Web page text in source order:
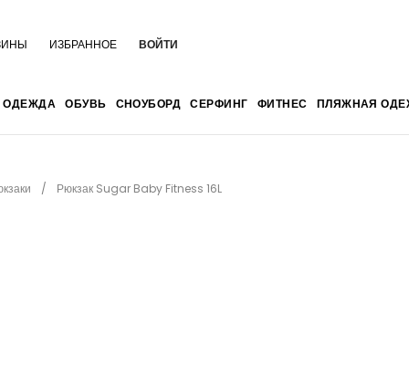
ИЗБРАННОЕ ВОЙТИ
ОДЕЖДА ОБУВЬ СНОУБОРД СЕРФИНГ ФИТНЕС ПЛЯЖНАЯ
Рюкзак Sugar Baby Fitness 16L